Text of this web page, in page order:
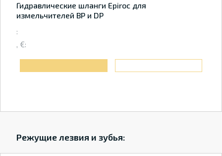
Гидравлические шланги Epiroc для
измельчителей BP и DP
:
, €:
Режущие лезвия и зубья: